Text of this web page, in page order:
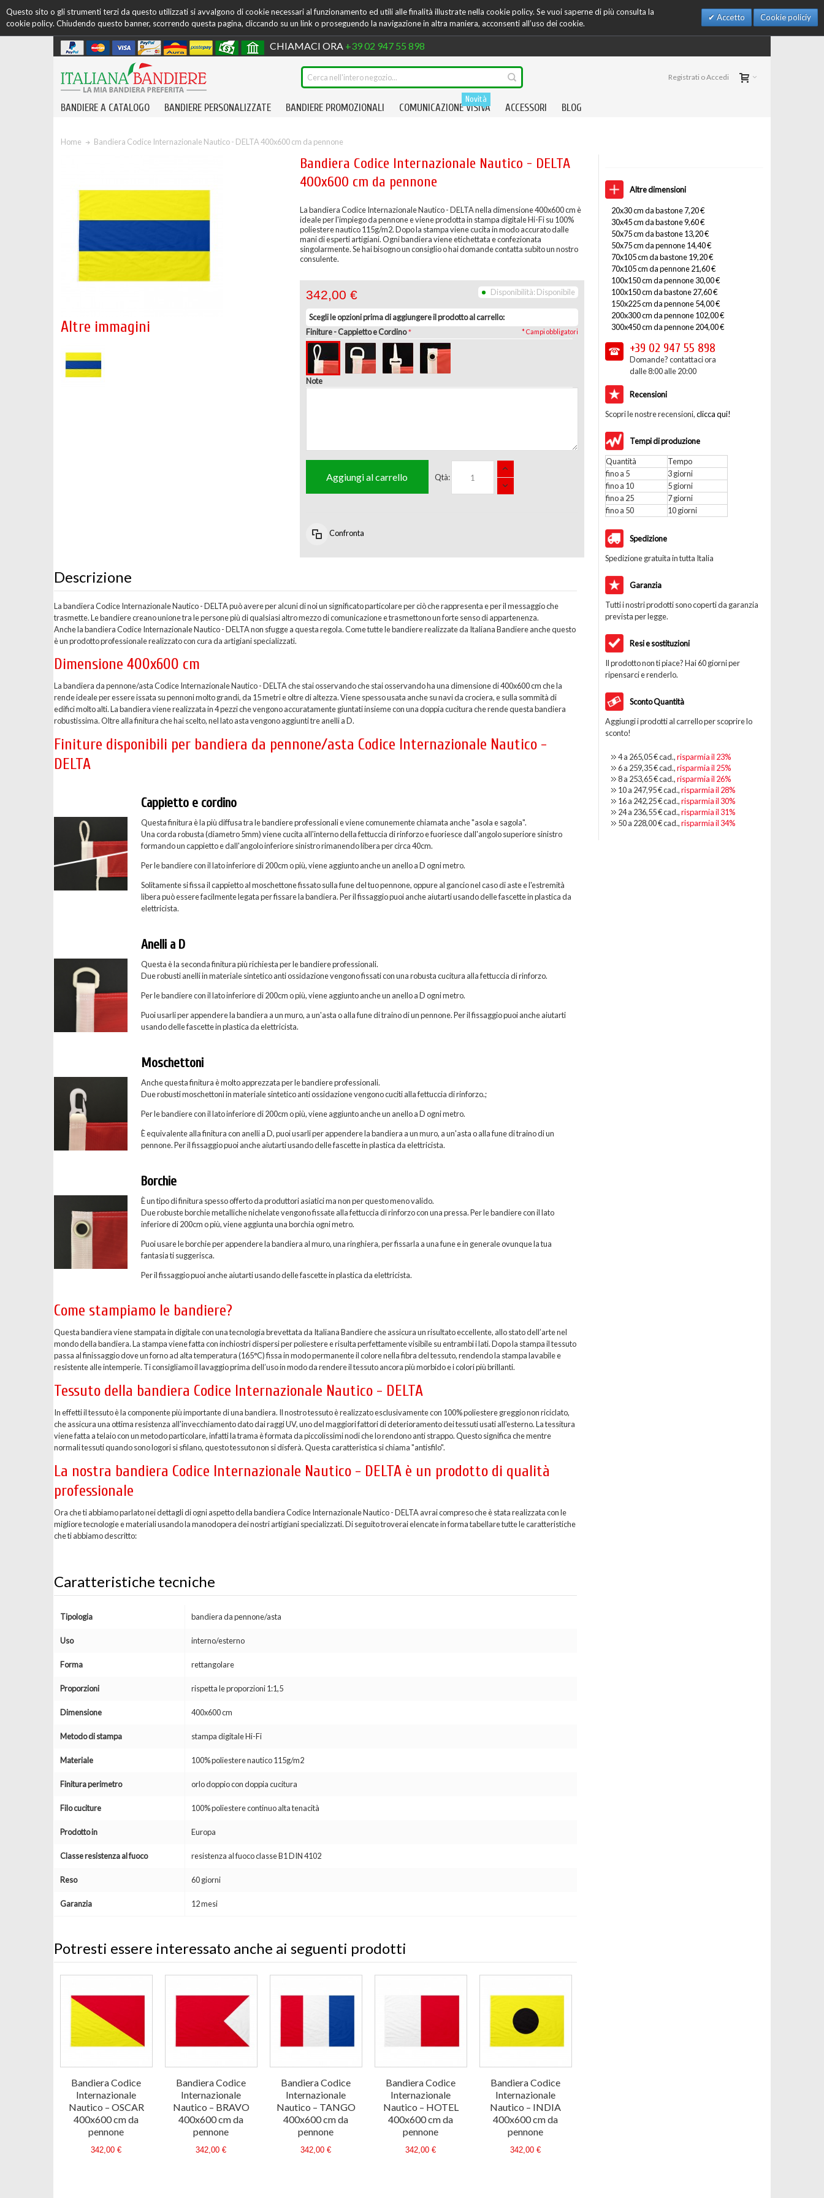
Questo sito o gli strumenti terzi da questo utilizzati si avvalgono di cookie necessari al funzionamento ed utili alle finalità illustrate nella cookie policy. Se vuoi saperne di più consulta la
cookie policy. Chiudendo questo banner, scorrendo questa pagina, cliccando su un link o proseguendo la navigazione in altra maniera, acconsenti all’uso dei cookie.
Accetto Cookie policiy
CHIAMACI ORA +39 02 947 55 898
Registrati o Accedi
BANDIERE A CATALOGO BANDIERE PERSONALIZZATE BANDIERE PROMOZIONALI COMUNICAZIONE VISIVA
Novità
ACCESSORI BLOG
Home Bandiera Codice Internazionale Nautico - DELTA 400x600 cm da pennone
Altre immagini
Bandiera Codice Internazionale Nautico - DELTA
400x600 cm da pennone
La bandiera Codice Internazionale Nautico - DELTA nella dimensione 400x600 cm è
ideale per l'impiego da pennone e viene prodotta in stampa digitale Hi-Fi su 100%
poliestere nautico 115g/m2. Dopo la stampa viene cucita in modo accurato dalle
mani di esperti artigiani. Ogni bandiera viene etichettata e confezionata
singolarmente. Se hai bisogno un consiglio o hai domande contatta subito un nostro
consulente.
Disponibilità: Disponibile
342,00 €
Scegli le opzioni prima di aggiungere il prodotto al carrello:
Finiture- Cappietto e Cordino
Note
* Campi obbligatori
Qtà:
Aggiungi al carrello
Confronta
Altre dimensioni
20x30 cm da bastone 7,20 €
30x45 cm da bastone 9,60 €
50x75 cm da bastone 13,20 €
50x75 cm da pennone 14,40 €
70x105 cm da bastone 19,20 €
70x105 cm da pennone 21,60 €
100x150 cm da pennone 30,00 €
100x150 cm da bastone 27,60 €
150x225 cm da pennone 54,00 €
200x300 cm da pennone 102,00 €
300x450 cm da pennone 204,00 €
+39 02 947 55 898
Domande? contattaci ora
dalle 8:00 alle 20:00
Recensioni
Scopri le nostre recensioni,clicca qui!
Tempi di produzione
Quantità
Tempo
fino a 5
3 giorni
fino a 10
5 giorni
fino a 25
7 giorni
fino a 50
10 giorni
Spedizione
Spedizione gratuita in tutta Italia
Garanzia
Tutti i nostri prodotti sono coperti da garanzia
prevista per legge.
Resi e sostituzioni
Il prodotto non ti piace? Hai 60 giorni per
ripensarci e renderlo.
Sconto Quantità
Aggiungi i prodotti al carrello per scoprire lo
sconto!
4 a 265,05 €cad.,risparmia il 23%
6 a 259,35 €cad.,risparmia il 25%
8 a 253,65 €cad.,risparmia il 26%
10 a 247,95 €cad.,risparmia il 28%
16 a 242,25 €cad.,risparmia il 30%
24 a 236,55 €cad.,risparmia il 31%
50 a 228,00 €cad.,risparmia il 34%
Descrizione
La bandiera Codice Internazionale Nautico - DELTA può avere per alcuni di noi un significato particolare per ciò che rappresenta e per il messaggio che
trasmette. Le bandiere creano unione tra le persone più di qualsiasi altro mezzo di comunicazione e trasmettono un forte senso di appartenenza.
Anche la bandiera Codice Internazionale Nautico - DELTA non sfugge a questa regola. Come tutte le bandiere realizzate da Italiana Bandiere anche questo
è un prodotto professionale realizzato con cura da artigiani specializzati.
Dimensione 400x600 cm
La bandiera da pennone/asta Codice Internazionale Nautico - DELTA che stai osservando che stai osservando ha una dimensione di 400x600 cm che la
rende ideale per essere issata su pennoni molto grandi, da 15 metri e oltre di altezza. Viene spesso usata anche su navi da crociera, e sulla sommità di
edifici molto alti. La bandiera viene realizzata in 4 pezzi che vengono accuratamente giuntati insieme con una doppia cucitura che rende questa bandiera
robustissima. Oltre alla finitura che hai scelto, nel lato asta vengono aggiunti tre anelli a D.
Finiture disponibili per bandiera da pennone/asta Codice Internazionale Nautico -
DELTA
Cappietto e cordino
Questa finitura è la più diffusa tra le bandiere professionali e viene comunemente chiamata anche "asola e sagola".
Una corda robusta (diametro 5mm) viene cucita all'interno della fettuccia di rinforzo e fuoriesce dall'angolo superiore sinistro
formando un cappietto e dall'angolo inferiore sinistro rimanendo libera per circa 40cm.
Per le bandiere con il lato inferiore di 200cm o più, viene aggiunto anche un anello a D ogni metro.
Solitamente si fissa il cappietto al moschettone fissato sulla fune del tuo pennone, oppure al gancio nel caso di aste e l'estremità
libera può essere facilmente legata per fissare la bandiera. Per il fissaggio puoi anche aiutarti usando delle fascette in plastica da
elettricista.
Anelli a D
Questa è la seconda finitura più richiesta per le bandiere professionali.
Due robusti anelli in materiale sintetico anti ossidazione vengono fissati con una robusta cucitura alla fettuccia di rinforzo.
Per le bandiere con il lato inferiore di 200cm o più, viene aggiunto anche un anello a D ogni metro.
Puoi usarli per appendere la bandiera a un muro, a un'asta o alla fune di traino di un pennone. Per il fissaggio puoi anche aiutarti
usando delle fascette in plastica da elettricista.
Moschettoni
Anche questa finitura è molto apprezzata per le bandiere professionali.
Due robusti moschettoni in materiale sintetico anti ossidazione vengono cuciti alla fettuccia di rinforzo.;
Per le bandiere con il lato inferiore di 200cm o più, viene aggiunto anche un anello a D ogni metro.
È equivalente alla finitura con anelli a D, puoi usarli per appendere la bandiera a un muro, a un'asta o alla fune di traino di un
pennone. Per il fissaggio puoi anche aiutarti usando delle fascette in plastica da elettricista.
Borchie
È un tipo di finitura spesso offerto da produttori asiatici ma non per questo meno valido.
Due robuste borchie metalliche nichelate vengono fissate alla fettuccia di rinforzo con una pressa. Per le bandiere con il lato
inferiore di 200cm o più, viene aggiunta una borchia ogni metro.
Puoi usare le borchie per appendere la bandiera al muro, una ringhiera, per fissarla a una fune e in generale ovunque la tua
fantasia ti suggerisca.
Per il fissaggio puoi anche aiutarti usando delle fascette in plastica da elettricista.
Come stampiamo le bandiere?
Questa bandiera viene stampata in digitale con una tecnologia brevettata da Italiana Bandiere che assicura un risultato eccellente, allo stato dell’arte nel
mondo della bandiera. La stampa viene fatta con inchiostri dispersi per poliestere e risulta perfettamente visibile su entrambi i lati. Dopo la stampa il tessuto
passa al finissaggio dove un forno ad alta temperatura (165°C) fissa in modo permanente il colore nella fibra del tessuto, rendendo la stampa lavabile e
resistente alle intemperie. Ti consigliamo il lavaggio prima dell’uso in modo da rendere il tessuto ancora più morbido e i colori più brillanti.
Tessuto della bandiera Codice Internazionale Nautico - DELTA
In effetti il tessuto è la componente più importante di una bandiera. Il nostro tessuto è realizzato esclusivamente con 100% poliestere greggio non riciclato,
che assicura una ottima resistenza all'invecchiamento dato dai raggi UV, uno del maggiori fattori di deterioramento dei tessuti usati all'esterno. La tessitura
viene fatta a telaio con un metodo particolare, infatti la trama è formata da piccolissimi nodi che lo rendono anti strappo. Questo significa che mentre
normali tessuti quando sono logori si sfilano, questo tessuto non si disferà. Questa caratteristica si chiama "antisfilo".
La nostra bandiera Codice Internazionale Nautico - DELTA è un prodotto di qualità
professionale
Ora che ti abbiamo parlato nei dettagli di ogni aspetto della bandiera Codice Internazionale Nautico - DELTA avrai compreso che è stata realizzata con le
migliore tecnologie e materiali usando la manodopera dei nostri artigiani specializzati. Di seguito troverai elencate in forma tabellare tutte le caratteristiche
che ti abbiamo descritto:
Caratteristiche tecniche
Tipologia bandiera da pennone/asta
Uso interno/esterno
Forma rettangolare
Proporzioni rispetta le proporzioni 1:1,5
Dimensione 400x600 cm
Metodo di stampa stampa digitale Hi-Fi
Materiale 100% poliestere nautico 115g/m2
Finitura perimetro orlo doppio con doppia cucitura
Filo cuciture 100% poliestere continuo alta tenacità
Prodotto in Europa
Classe resistenza al fuoco resistenza al fuoco classe B1 DIN 4102
Reso 60 giorni
Garanzia 12 mesi
Potresti essere interessato anche ai seguenti prodotti
Bandiera Codice
Internazionale
Nautico – OSCAR
400x600 cm da
pennone
342,00 €
Bandiera Codice
Internazionale
Nautico – BRAVO
400x600 cm da
pennone
342,00 €
Bandiera Codice
Internazionale
Nautico – TANGO
400x600 cm da
pennone
342,00 €
Bandiera Codice
Internazionale
Nautico – HOTEL
400x600 cm da
pennone
342,00 €
Bandiera Codice
Internazionale
Nautico – INDIA
400x600 cm da
pennone
342,00 €